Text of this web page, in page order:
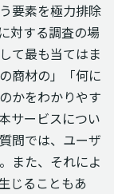
要素を極力排除
対する調査の場
て最も当てはま
商材の」「何に
かをわかりやす
サービスについ
問では、ユーザ
また、それによ
じることもあ